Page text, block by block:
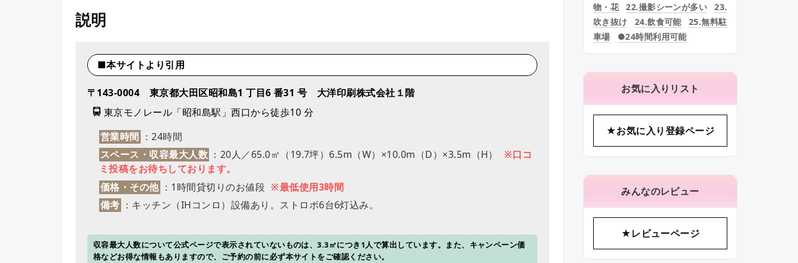
説明
■本サイトより引用
〒143-0004 東京都大田区昭和島1 丁目6 番31 号 大洋印刷株式会社１階
東京モノレール「昭和島駅」西口から徒歩10 分
営業時間 ：24時間
スペース・収容最大人数 ：20人／65.0㎡（19.7坪）6.5m（W）×10.0m（D）×3.5m（H）
※口コ
ミ投稿をお待ちしております。
価格・その他 ：1時間貸切りのお値段 ※最低使用3時間
備考 ：キッチン（IHコンロ）設備あり。ストロボ6台6灯込み。
収容最大人数について公式ページで表示されていないものは、3.3㎡につき1人で算出しています。また、キャンペーン価
格などお得な情報もありますので、ご予約の前に必ず本サイトをご確認ください。
物・花
22.撮影シーンが多い
23.
吹き抜け
24.飲食可能
25.無料駐
車場
●24時間利用可能
お気に入りリスト
★お気に入り登録ページ
みんなのレビュー
★レビューページ